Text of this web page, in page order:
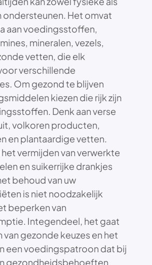
ondersteunen. Het omvat
aan voedingsstoffen,
mineralen, vezels,
vetten, die elk
verschillende
Om gezond te blijven
kiezen die rijk zijn
Denk aan verse
volkoren producten,
en plantaardige vetten.
vermijden van verwerkte
en suikerrijke drankjes
behoud van uw
is niet noodzakelijk
beperken van
Integendeel, het gaat
van gezonde keuzes en het
een voedingspatroon dat bij
gezondheidsbehoeften